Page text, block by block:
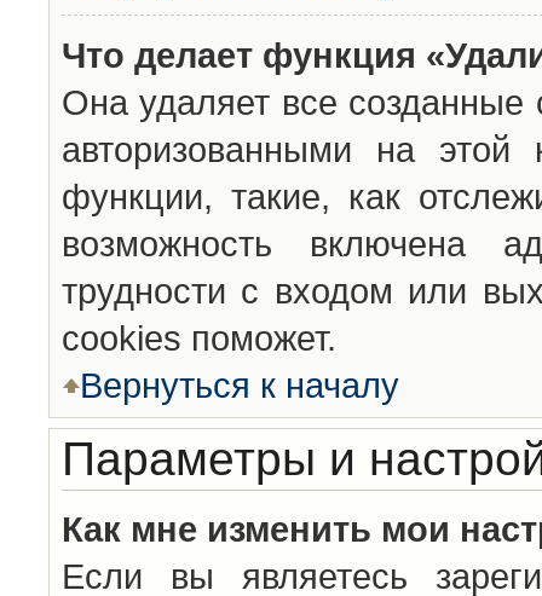
Что делает функция
Она удаляет все созданные
авторизованными на
функции, такие, как
возможность включена
трудности с входом или
cookies поможет.
Вернуться к началу
Параметры и
Как мне изменить мои
Если вы являетесь